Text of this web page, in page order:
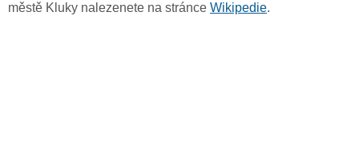
městě Kluky nalezenete na stránce Wikipedie.